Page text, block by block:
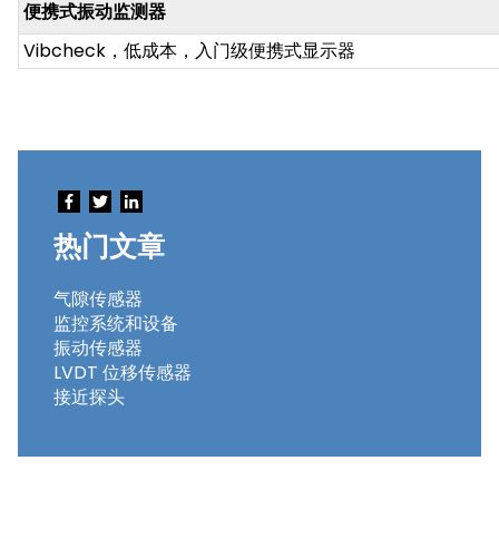
便携式振动监测器
Vibcheck，低成本，入门级便携式显示器
热门文章
气隙传感器
监控系统和设备
振动传感器
LVDT 位移传感器
接近探头